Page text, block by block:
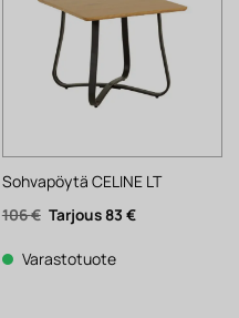
Sohvapöytä CELINE LT
106€ Alkuperäinen
hinta
106 €.
83 €Nykyinen
Varastotuote